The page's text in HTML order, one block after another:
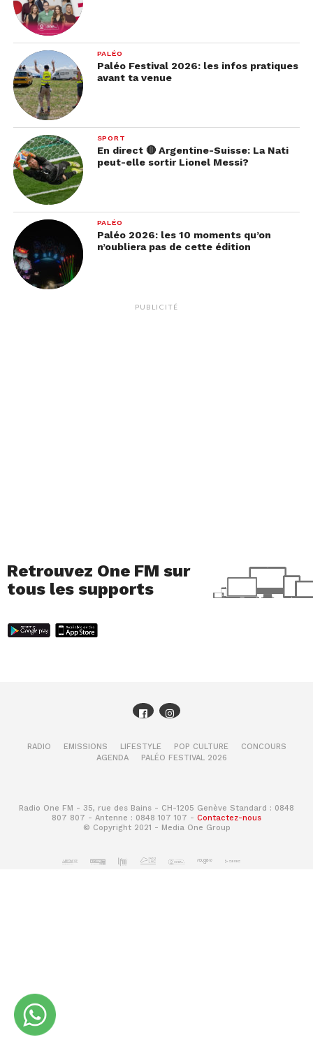
PALÉO
Paléo Festival 2026: les infos pratiques
avant ta venue
SPORT
En direct 🔴 Argentine-Suisse: La Nati
peut-elle sortir Lionel Messi?
PALÉO
Paléo 2026: les 10 moments qu’on
n’oubliera pas de cette édition
PUBLICITÉ
Retrouvez One FM sur
tous les supports
RADIO EMISSIONS LIFESTYLE POP CULTURE
CONCOURS
AGENDA
PALÉO FESTIVAL 2026
Radio One FM - 35, rue des Bains - CH-1205 Genève Standard : 0848
807 807 - Antenne : 0848 107 107 - Contactez-nous
© Copyright 2021 - Media One Group